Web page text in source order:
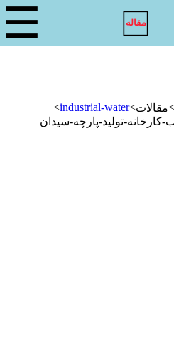
مقاله ☰
>مقالات>
industrial-water
>
کارخانه-تولید-پارچه-سیدان